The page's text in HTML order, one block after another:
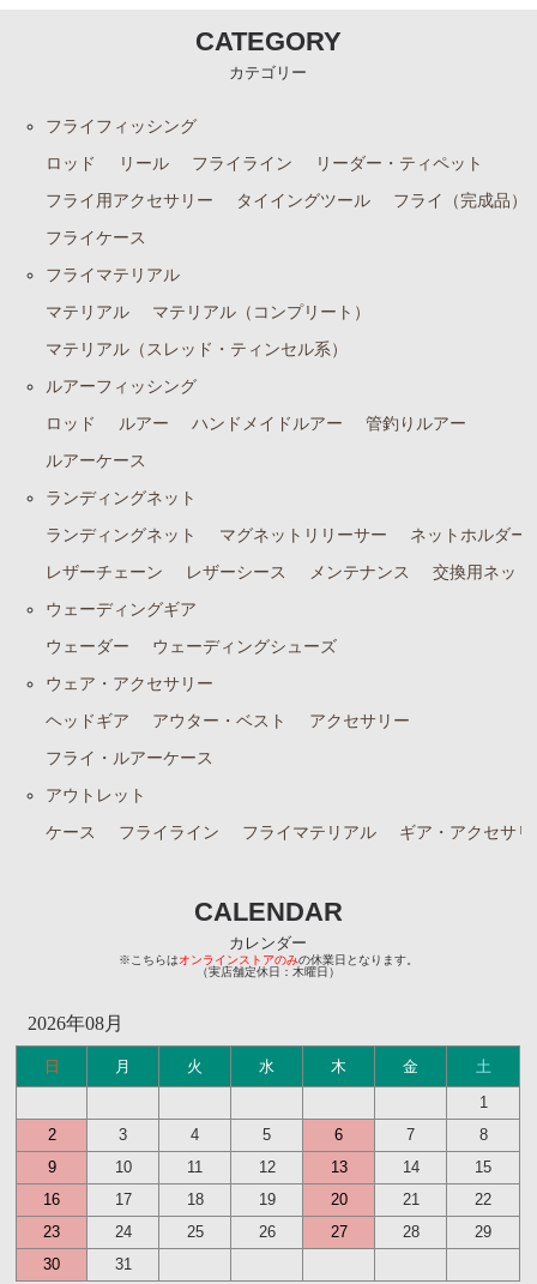
CATEGORY
カテゴリー
フライフィッシング
ロッド
リール フライライン
リーダー・ティペット
フライ用アクセサリー
タイイングツール
フライ（完成品）
フライケース
フライマテリアル
マテリアル
マテリアル（コンプリート）
マテリアル（スレッド・ティンセル系）
ルアーフィッシング
ロッド
ルアー ハンドメイドルアー
管釣りルアー
ルアーケース
ランディングネット
ランディングネット
マグネットリリーサー
ネットホルダー
レザーチェーン
レザーシース メンテナンス
交換用ネット
ウェーディングギア
ウェーダー
ウェーディングシューズ
ウェア・アクセサリー
ヘッドギア
アウター・ベスト
アクセサリー
フライ・ルアーケース
アウトレット
ケース
フライライン フライマテリアル ギア・アクセサ
CALENDAR
カレンダー
※こちらはオンラインストアのみの休業日となります。
（実店舗定休日：木曜日）
2026年08月
日 月 火 水 木 金
土
1
2
3 4 5 6 7
8
9
10 11 12 13 14
15
16
17 18 19 20 21
22
23
24 25 26 27 28
29
30
31